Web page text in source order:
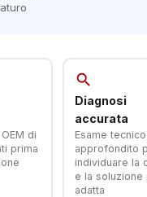
di
prima
search
Diagnosi
accurata
Esame tecnico
approfondito
individuare la
e la soluzione
adatta